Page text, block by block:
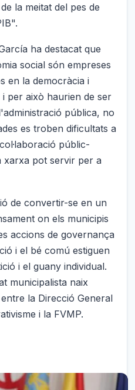
la meitat del pes de
ha destacat que
social són empreses
en la democràcia i
per això haurien de ser
pública, no
es troben dificultats a
públic-
xarxa pot servir per a
de convertir-se en un
on els municipis
accions de governança
i el bé comú estiguen
i el guany individual.
municipalista naix
la Direcció General
i la FVMP.